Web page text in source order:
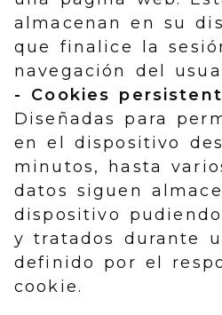
almacenan en su
que finalice la
navegación del
- Cookies
Diseñadas para
en el dispositivo
minutos, hasta
datos siguen
dispositivo
y tratados durante
definido por el
cookie.